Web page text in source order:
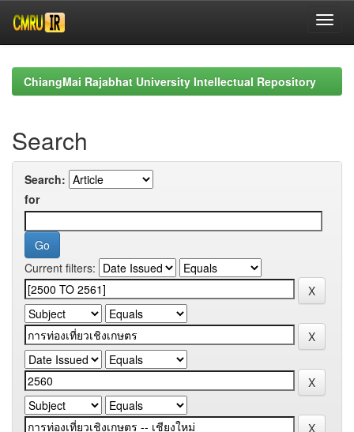
navigationChiangMai Rajabhat University Intellectual Repository
Search
Search:
for
Current filters: